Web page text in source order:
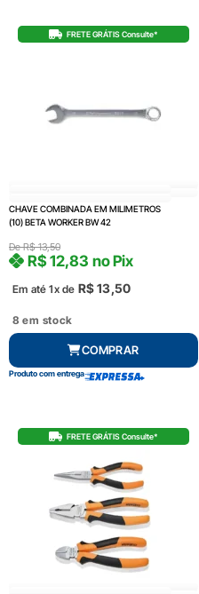
FRETE GRÁTIS Consulte*
CHAVE COMBINADA EM MILIMETROS
(10) BETA WORKER BW 42
DeR$13,50
Em até 1x de R$13,50
R$12,83 no Pix
8 em stock
COMPRAR
Produto com entrega
FRETE GRÁTIS Consulte*